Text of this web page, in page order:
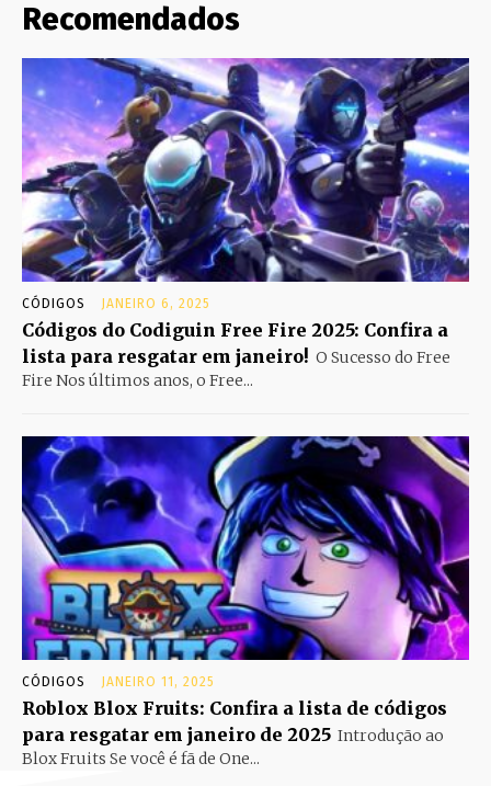
Recomendados
CÓDIGOS JANEIRO 6, 2025
Códigos do Codiguin Free Fire 2025: Confira a
lista para resgatar em janeiro! O Sucesso do Free
Fire Nos últimos anos, o Free...
CÓDIGOS JANEIRO 11, 2025
Roblox Blox Fruits: Confira a lista de códigos
para resgatar em janeiro de 2025 Introdução ao
Blox Fruits Se você é fã de One...